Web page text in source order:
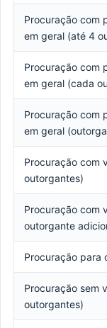
Procuração com
em geral (até 4
Procuração com
em geral (cada
Procuração com
em geral
Procuração com
outorgantes)
Procuração com
outorgante
Procuração para
Procuração sem
outorgantes)